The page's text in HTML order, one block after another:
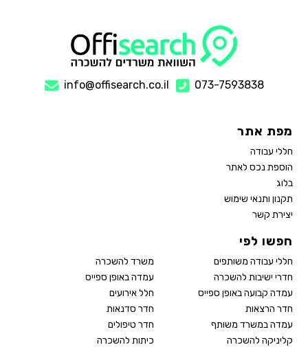
מפת אתר
חללי עבודה
הוספת נכס לאתר
בלוג
תקנון ותנאי שימוש
יצירת קשר
חפשו לפי
חללי עבודה משותפים
משרד להשכרה
חדרי ישיבות להשכרה
עמדה באופן ספייס
עמדה קבועה באופן ספייס
חלל אירועים
חדר הרצאות
חדר סדנאות
עמדה במשרד משותף
חדר טיפולים
קליניקה להשכרה
כיתות להשכרה
info@offisearch.co.il 073-7593838